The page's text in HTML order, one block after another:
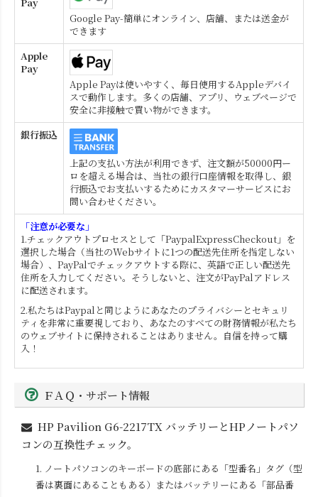
Google Pay-簡単にオンライン、店舗、または送金が
できます
Apple
Pay
Apple Payは使いやすく、毎日使用するAppleデバイ
スで動作します。多くの店舗、アプリ、ウェブページで
安全に非接触で買い物ができます。
銀行振込
上記の支払い方法が利用できず、注文額が50000円ー
ロを超える場合は、当社の銀行口座情報を取得し、銀
行振込でお支払いするためにカスタマーサービスにお
問い合わせください。
「注意が必要な」
1.チェックアウトプロセスとして「PaypalExpressCheckout」を
選択した場合（当社のWebサイトに1つの配送先住所を指定しない
場合）、PayPalでチェックアウトする際に、英語で正しい配送先
住所を入力してください。そうしないと、注文がPayPalアドレス
に配送されます。
2.私たちはPaypalと同じようにあなたのプライバシーとセキュリ
ティを非常に重要視しており、あなたのすべての財務情報が私たち
のウェブサイトに保持されることはありません。自信を持って購
入！
ＦＡＱ・サポート情報
HP Pavilion G6-2217TX バッテリーとHPノートパソ
コンの互換性チェック。
1. ノートパソコンのキーボードの底部にある「型番名」タグ（型
番は裏面にあることもある）またはバッテリーにある「部品番